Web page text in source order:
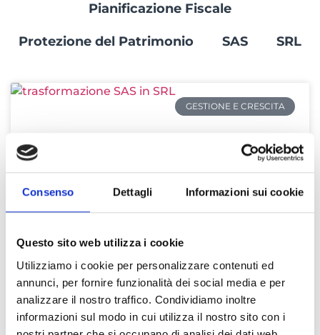
Consenso Dettagli Informazioni sui cookie
Questo sito web utilizza i cookie
Utilizziamo i cookie per personalizzare contenuti ed
annunci, per fornire funzionalità dei social media e per
analizzare il nostro traffico. Condividiamo inoltre
informazioni sul modo in cui utilizza il nostro sito con i
Pianificazione Fiscale
Protezione del Patrimonio SAS SRL
GESTIONE E CRESCITA
Trasformazione SAS in SRL:
Tutto Quello che Dovresti
Sapere